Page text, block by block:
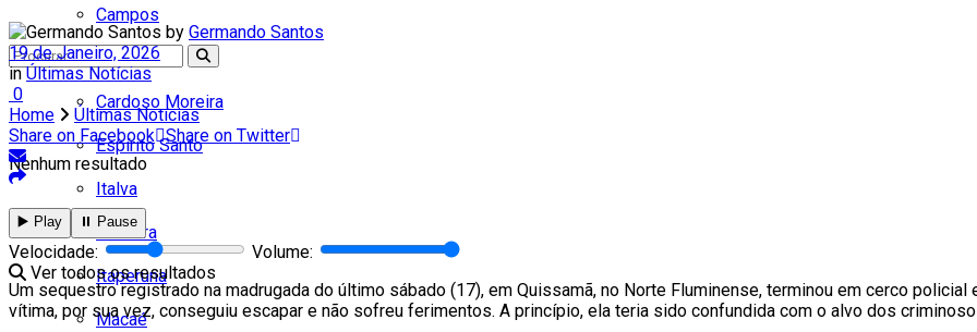
Campos
Carapebus
Cardoso Moreira
Espírito Santo
Italva
Itaocara
Itaperuna
Macaé
Nenhum resultado
Ver todos os resultados
by Germando Santos
19 de Janeiro, 2026
in Últimas Notícias
0
Home
Últimas Notícias
Share on Facebook Share on Twitter
▶️ Play ⏸️ Pause
Velocidade:
Volume:
Um sequestro registrado na madrugada do último sábado (17), em Quissamã, no Norte Fluminense, terminou em cerco
vítima, por sua vez, conseguiu escapar e não sofreu ferimentos. A princípio, ela teria sido confundida com o alvo dos